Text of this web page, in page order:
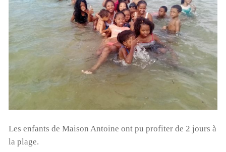
Les enfants de Maison Antoine ont pu profiter de 2 jours à
la plage.